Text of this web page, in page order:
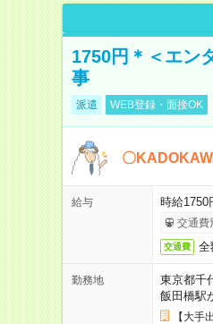
1750円＊＜エン
事
派遣 WEB登録・面接OK
〇
給与 時給1750
交通費
交通費 全
勤務地
東京都千
飯田橋駅
【大手